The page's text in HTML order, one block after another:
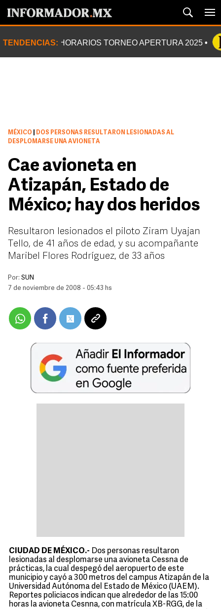
TENDENCIAS: HORARIOS TORNEO APERTURA 2025
MÉXICO
DOS PERSONAS RESULTARON LESIONADAS AL
DESPLOMARSE UNA AVIONETA
Cae avioneta en
Atizapán, Estado de
México; hay dos heridos
Resultaron lesionados el piloto Ziram Uyajan
Tello, de 41 años de edad, y su acompañante
Maribel Flores Rodríguez, de 33 años
Por: SUN
7 de noviembre de 2008 - 05:43 hs
CIUDAD DE MÉXICO.- Dos personas resultaron
lesionadas al desplomarse una avioneta Cessna de
prácticas, la cual despegó del aeropuerto de este
municipio y cayó a 300 metros del campus Atizapán de la
Universidad Autónoma del Estado de México (UAEM).
Reportes policiacos indican que alrededor de las 15:00
horas la avioneta Cesnna, con matrícula XB-RGG, de la